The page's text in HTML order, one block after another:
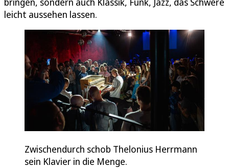
leicht aussehen lassen.
Zwischendurch schob Thelonius Herrmann
sein Klavier in die Menge.